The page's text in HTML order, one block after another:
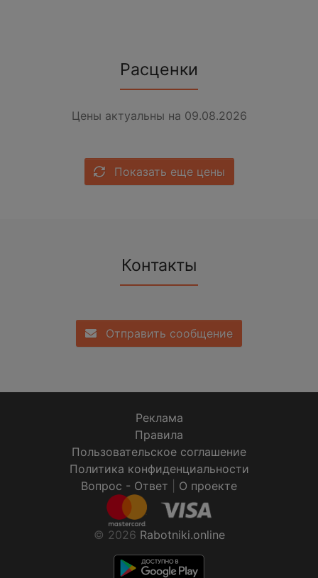
Расценки
Цены актуальны на 09.08.2026
Показать еще цены
Контакты
Отправить сообщение
Реклама
Правила
Пользовательское соглашение
Политика конфиденциальности
Вопрос - Ответ
О проекте
© 2026 Rabotniki.online